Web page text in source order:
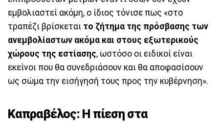
εμβολιαστεί ακόμη, ο ίδιος τόνισε πως «στο
τραπέζι βρίσκεται το ζήτημα της πρόσβασης των
ανεμβολίαστων ακόμα και στους εξωτερικούς
χώρους της εστίασης, ωστόσο οι ειδικοί είναι
εκείνοι που θα συνεδριάσουν και θα αποφασίσουν
ως σώμα την εισήγησή τους προς την κυβέρνηση».
Καπραβέλος: Η πίεση στα